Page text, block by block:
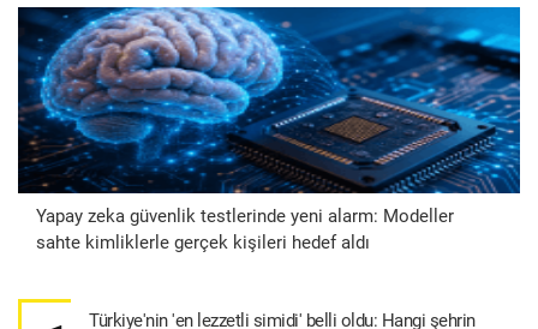
Yapay zeka güvenlik testlerinde yeni alarm: Modeller
sahte kimliklerle gerçek kişileri hedef aldı
Türkiye'nin 'en lezzetli simidi' belli oldu: Hangi şehrin